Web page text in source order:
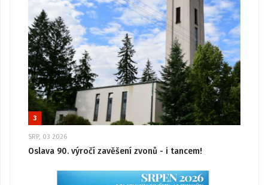
3
SRP, 03 2026
Oslava 90. výročí zavěšení zvonů - i tancem!